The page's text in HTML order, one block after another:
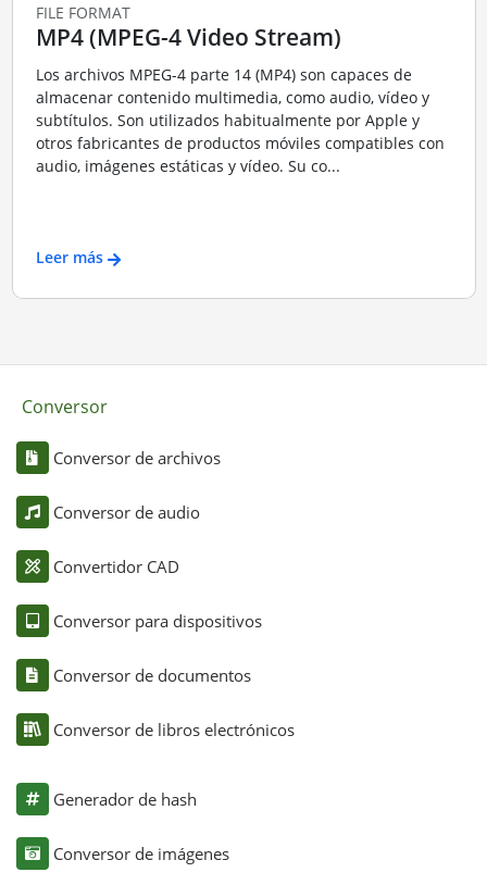
FILE FORMAT
MP4 (MPEG-4 Video Stream)
Los archivos MPEG-4 parte 14 (MP4) son capaces de
almacenar contenido multimedia, como audio, vídeo y
subtítulos. Son utilizados habitualmente por Apple y
otros fabricantes de productos móviles compatibles con
audio, imágenes estáticas y vídeo. Su co...
Leer más
Conversor
Conversor de archivos
Conversor de audio
Convertidor CAD
Conversor para dispositivos
Conversor de documentos
Conversor de libros electrónicos
Generador de hash
Conversor de imágenes